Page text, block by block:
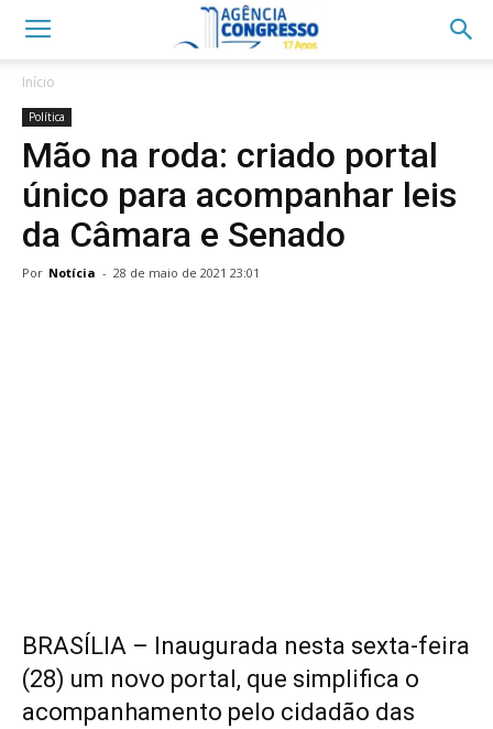
Início
Política
Mão na roda: criado portal
único para acompanhar leis
da Câmara e Senado
Por Notícia - 28 de maio de 2021 23:01
BRASÍLIA – Inaugurada nesta sexta-feira
(28) um novo portal, que simplifica o
acompanhamento pelo cidadão das